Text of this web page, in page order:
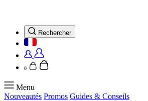
Rechercher
0
Menu
Nouveautés Promos Guides & Conseils